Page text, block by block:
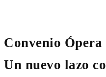
Convenio
Un nuevo lazo